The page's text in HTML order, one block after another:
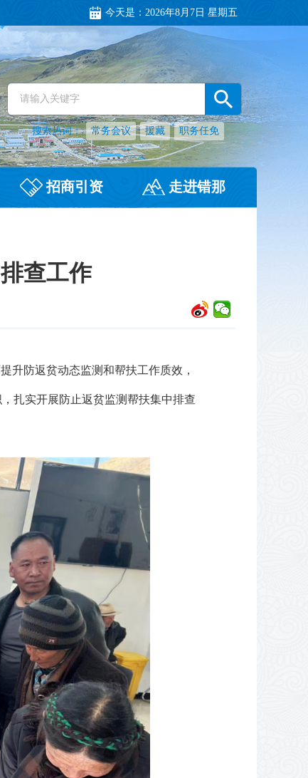
今天是： 2026年8月7日 星期五
搜索热词： 常务会议 援藏 职务任免
招商引资 走进错那
查工作
升防返贫动态监测和帮扶工作质效，
扎实开展防止返贫监测帮扶集中排查